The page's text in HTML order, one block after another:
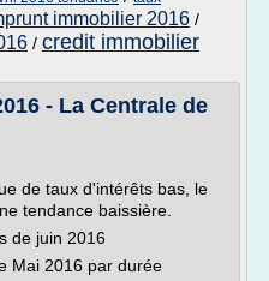
immobilier 2016 /
/ credit immobilier
- La Centrale de
de taux d'intérêts bas, le
tendance baissière.
de juin 2016
Mai 2016 par durée